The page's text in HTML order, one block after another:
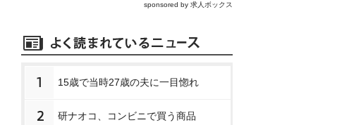
sponsored by 求人ボックス
1 15歳で当時27歳の夫に一目惚れ
2 研ナオコ、コンビニで買う商品